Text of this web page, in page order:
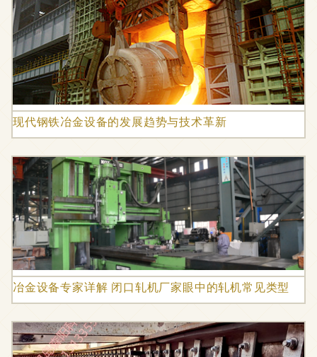
现代钢铁冶金设备的发展趋势与技术革新
冶金设备专家详解 闭口轧机厂家眼中的轧机常见类型